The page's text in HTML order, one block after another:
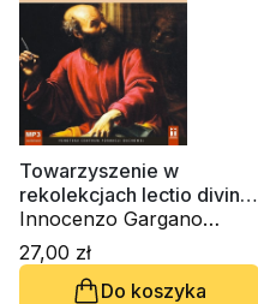
Towarzyszenie w
rekolekcjach lectio divina.
Ewangelia wg św. Marka
(CD-audiobook)
Innocenzo Gargano
OSBCam., ks. Krzysztof
Wons SDS
27,00 zł
Do koszyka